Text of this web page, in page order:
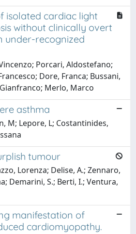
isolated cardiac light
without clinically overt
under-recognized
Porcari, Aldostefano;
Dore, Franca; Bussani,
Merlo, Marco
asthma
M; Lepore, L; Costantinides,
tumour
Lorenza; Delise, A.; Zennaro,
Demarini, S.; Berti, I.; Ventura,
manifestation of
cardiomyopathy.